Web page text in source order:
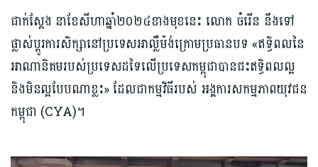
ជាក់ស្ដែង នាខែសីហាឆ្នាំ២០២៤ខាងមុខនេះ លោក ចំរើន នឹងទៅ
ផ្លាស់ប្ដូរការសិក្សានៅប្រទេសអាល្លឺម៉ង់ក្រោមប្រធានបទ «ឥទ្ធិពលនៃ
អាណានិគមរបស់ប្រទេសដទៃលើប្រទេសកម្ពុជាបានជះឥទ្ធិពលល្អ
និងមិនល្អបែបណាខ្លះ» ដែលជាកម្មវិធីរបស់ អង្គការសកម្មភាពយុវជន
កម្ពុជា (CYA)។